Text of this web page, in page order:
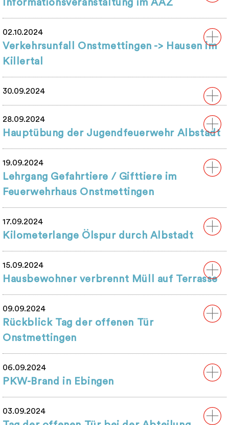
Informationsveranstaltung im AAZ
02.10.2024
Verkehrsunfall Onstmettingen -> Hausen im
Killertal
30.09.2024
28.09.2024
Hauptübung der Jugendfeuerwehr Albstadt
19.09.2024
Lehrgang Gefahrtiere / Gifttiere im
Feuerwehrhaus Onstmettingen
17.09.2024
Kilometerlange Ölspur durch Albstadt
15.09.2024
Hausbewohner verbrennt Müll auf Terrasse
09.09.2024
Rückblick Tag der offenen Tür
Onstmettingen
06.09.2024
PKW-Brand in Ebingen
03.09.2024